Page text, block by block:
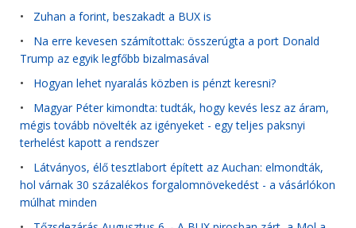
• Zuhan a forint, beszakadt a BUX is
• Na erre kevesen számítottak: összerúgta a port Donald
Trump az egyik legfőbb bizalmasával
• Hogyan lehet nyaralás közben is pénzt keresni?
• Magyar Péter kimondta: tudták, hogy kevés lesz az áram,
mégis tovább növelték az igényeket - egy teljes paksnyi
terhelést kapott a rendszer
• Látványos, élő tesztlabort épített az Auchan: elmondták,
hol várnak 30 százalékos forgalomnövekedést - a vásárlókon
múlhat minden